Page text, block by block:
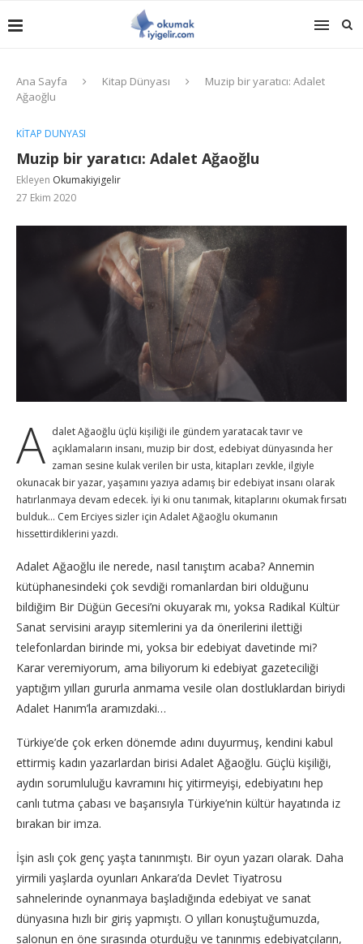
Ana Sayfa Kitap Dünyası
Muzip bir yaratıcı: Adalet
Ağaoğlu
KITAP DÜNYASI
Muzip bir yaratıcı: Adalet Ağaoğlu
Ekleyen Okumakiyigelir
27 Ekim 2020
A dalet Ağaoğlu üçlü kişiliği ile gündem yaratacak tavır ve
açıklamaların insanı, muzip bir dost, edebiyat dünyasında her
zaman sesine kulak verilen bir usta, kitapları zevkle, ilgiyle
okunacak bir yazar, yaşamını yazıya adamış bir edebiyat insanı olarak
hatırlanmaya devam edecek. İyi ki onu tanımak, kitaplarını okumak fırsatı
bulduk… Cem Erciyes sizler için Adalet Ağaoğlu okumanın
hissettirdiklerini yazdı.
Adalet Ağaoğlu ile nerede, nasıl tanıştım acaba? Annemin
kütüphanesindeki çok sevdiği romanlardan biri olduğunu
bildiğim Bir Düğün Gecesi’ni okuyarak mı, yoksa Radikal Kültür
Sanat servisini arayıp sitemlerini ya da önerilerini ilettiği
telefonlardan birinde mi, yoksa bir edebiyat davetinde mi?
Karar veremiyorum, ama biliyorum ki edebiyat gazeteciliği
yaptığım yılları gururla anmama vesile olan dostluklardan biriydi
Adalet Hanım’la aramızdaki…
Türkiye’de çok erken dönemde adını duyurmuş, kendini kabul
ettirmiş kadın yazarlardan birisi Adalet Ağaoğlu. Güçlü kişiliği,
aydın sorumluluğu kavramını hiç yitirmeyişi, edebiyatını hep
canlı tutma çabası ve başarısıyla Türkiye’nin kültür hayatında iz
bırakan bir imza.
İşin aslı çok genç yaşta tanınmıştı. Bir oyun yazarı olarak. Daha
yirmili yaşlarda oyunları Ankara’da Devlet Tiyatrosu
sahnelerinde oynanmaya başladığında edebiyat ve sanat
dünyasına hızlı bir giriş yapmıştı. O yılları konuştuğumuzda,
salonun en öne sırasında oturduğu ve tanınmış edebiyatçıların,